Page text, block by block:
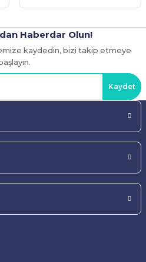
Gönder
Haberdar Olun!
kaydedin, bizi takip etmeye
Kaydet